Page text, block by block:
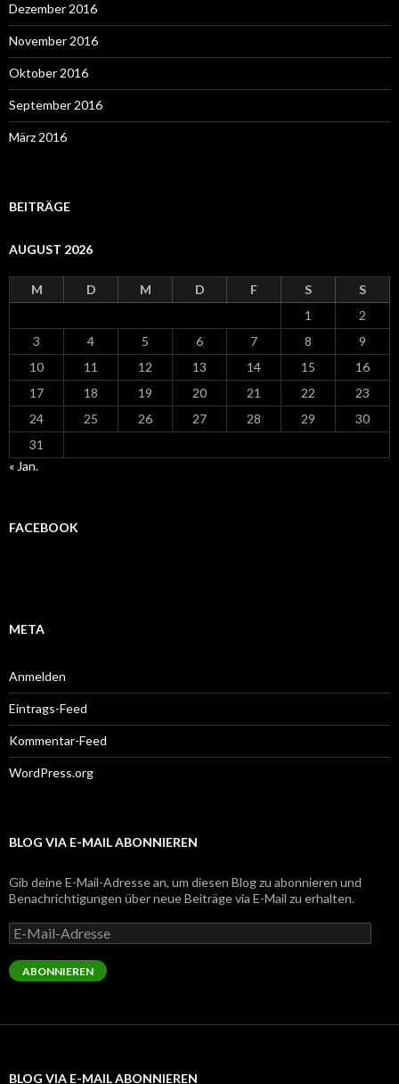
Dezember 2016
November 2016
Oktober 2016
September 2016
März 2016
BEITRÄGE
AUGUST 2026
M D M D F S
S
1
2
3
4 5 6 7 8
9
10
11 12 13 14 15
16
17
18 19 20 21 22
23
24
25 26 27 28 29
30
31
« Jan.
FACEBOOK
META
Anmelden
Eintrags-Feed
Kommentar-Feed
WordPress.org
BLOG VIA E-MAIL ABONNIEREN
Gib deine E-Mail-Adresse an, um diesen Blog zu abonnieren und
Benachrichtigungen über neue Beiträge via E-Mail zu erhalten.
E-
Mail-
Adresse
ABONNIEREN
BLOG VIA E-MAIL ABONNIEREN